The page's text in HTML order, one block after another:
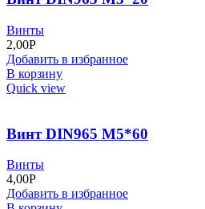
Винты
2,00Р
Добавить в избранное
В корзину
Quick view
Винт DIN965 М5*60
Винты
4,00Р
Добавить в избранное